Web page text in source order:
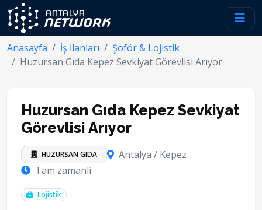
Anasayfa İş İlanları
Şoför & Lojistik
Huzursan Gıda Kepez Sevkiyat Görevlisi Arıyor
Huzursan Gıda Kepez Sevkiyat
Görevlisi Arıyor
HUZURSAN GIDA
Antalya / Kepez
Tam zamanli
Lojistik